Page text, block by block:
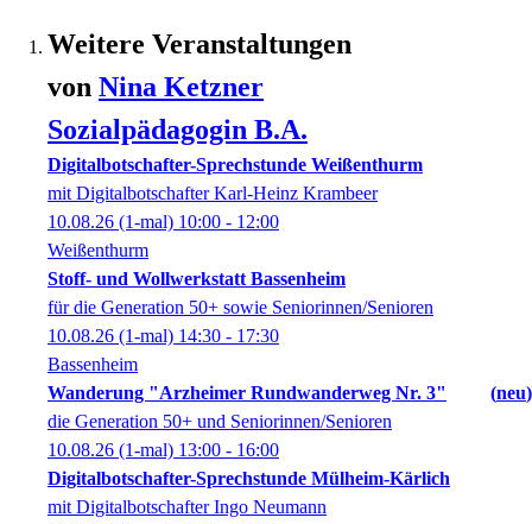
Weitere Veranstaltungen
von Nina Ketzner
Sozialpädagogin B.A.
Digitalbotschafter-Sprechstunde Weißenthurm
mit Digitalbotschafter Karl-Heinz Krambeer
10.08.26 (1-mal) 10:00 - 12:00
Weißenthurm
Stoff- und Wollwerkstatt Bassenheim
für die Generation 50+ sowie Seniorinnen/Senioren
10.08.26 (1-mal) 14:30 - 17:30
Bassenheim
Wanderung "Arzheimer Rundwanderweg Nr. 3"
neu
die Generation 50+ und Seniorinnen/Senioren
10.08.26 (1-mal) 13:00 - 16:00
Digitalbotschafter-Sprechstunde Mülheim-Kärlich
mit Digitalbotschafter Ingo Neumann